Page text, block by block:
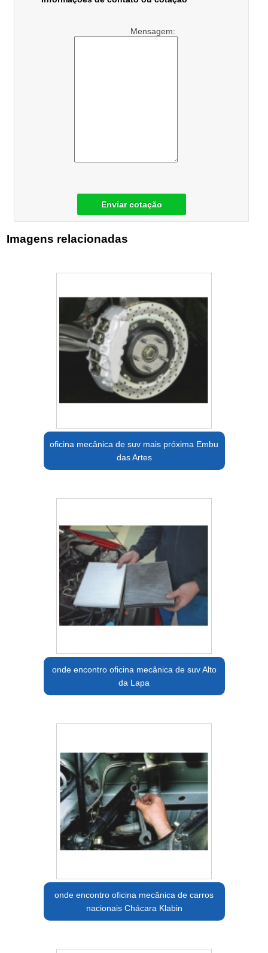
Mensagem:
Enviar cotação
Imagens relacionadas
oficina mecânica de suv mais próxima Embu
das Artes
onde encontro oficina mecânica de suv Alto
da Lapa
onde encontro oficina mecânica de carros
nacionais Chácara Klabin